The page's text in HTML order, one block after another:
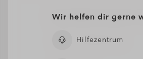
Wir helfen dir gerne
Hilfezentrum